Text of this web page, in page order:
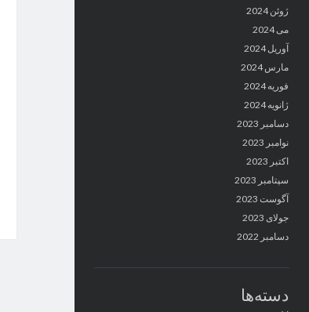
ژوئن 2024
می 2024
آوریل 2024
مارس 2024
فوریه 2024
ژانویه 2024
دسامبر 2023
نوامبر 2023
اکتبر 2023
سپتامبر 2023
آگوست 2023
جولای 2023
دسامبر 2022
دسته‌ها